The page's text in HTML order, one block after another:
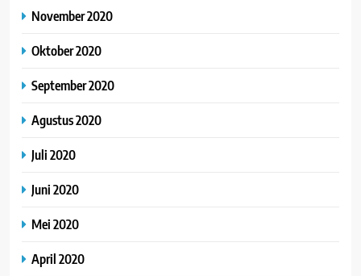
November 2020
Oktober 2020
September 2020
Agustus 2020
Juli 2020
Juni 2020
Mei 2020
April 2020